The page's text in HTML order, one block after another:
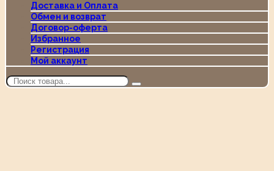
Доставка и Оплата
Обмен и возврат
Договор-оферта
Избранное
Регистрация
Мой аккаунт